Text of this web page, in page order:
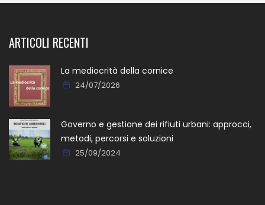
ARTICOLI RECENTI
La mediocrità della cornice
24/07/2026
Governo e gestione dei rifiuti urbani: approcci,
metodi, percorsi e soluzioni
25/09/2024